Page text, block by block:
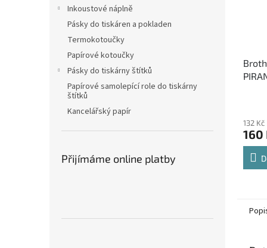
Inkoustové náplně
Pásky do tiskáren a pokladen
Termokotoučky
Papírové kotoučky
Pásky do tiskárny štítků
Papírové samolepící role do tiskárny
štítků
Kancelářský papír
Přijímáme online platby
132
160